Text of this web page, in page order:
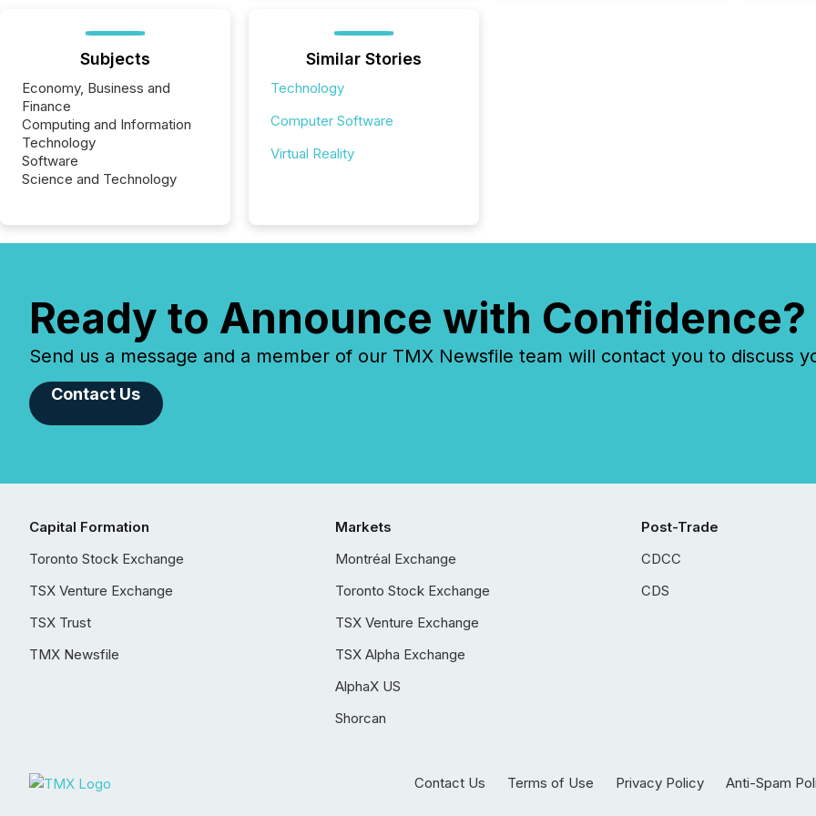
Subjects
Economy, Business and
Finance
Computing and Information
Technology
Software
Science and Technology
Similar Stories
Technology
Computer Software
Virtual Reality
Ready to Announce with Confidence?
Send us a message and a member of our TMX Newsfile team will contact you to discuss
Contact Us
Capital Formation
Toronto Stock Exchange
TSX Venture Exchange
TSX Trust
TMX Newsfile
Markets
Montréal Exchange
Toronto Stock Exchange
TSX Venture Exchange
TSX Alpha Exchange
AlphaX US
Shorcan
Post-Trade
CDCC
CDS
Contact Us Terms of Use Privacy Policy Anti-Spam